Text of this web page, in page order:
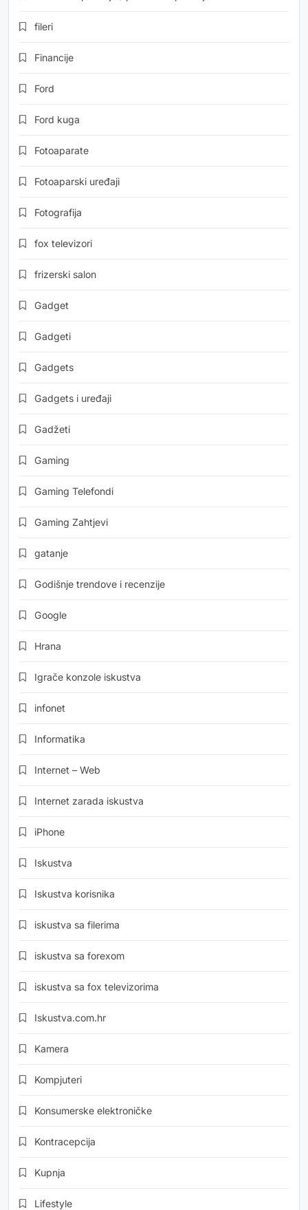
fileri
Financije
Ford
Ford kuga
Fotoaparate
Fotoaparski uređaji
Fotografija
fox televizori
frizerski salon
Gadget
Gadgeti
Gadgets
Gadgets i uređaji
Gadžeti
Gaming
Gaming Telefondi
Gaming Zahtjevi
gatanje
Godišnje trendove i recenzije
Google
Hrana
Igrače konzole iskustva
infonet
Informatika
Internet – Web
Internet zarada iskustva
iPhone
Iskustva
Iskustva korisnika
iskustva sa filerima
iskustva sa forexom
iskustva sa fox televizorima
Iskustva.com.hr
Kamera
Kompjuteri
Konsumerske elektroničke
Kontracepcija
Kupnja
Lifestyle